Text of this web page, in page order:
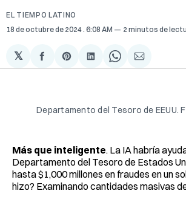
EL TIEMPO LATINO
18 de octubre de 2024 . 6:08 AM 2 minutos de
𝕏
Compartir
en
Share
on
Compartir
en
Share
on
via
Departamento del Tesoro de EEUU.
Más que inteligente. La IA habría
Departamento del Tesoro de Estados
hasta $1,000 millones en fraudes en un
hizo? Examinando cantidades masivas